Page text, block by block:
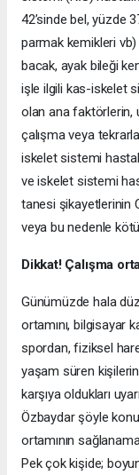
42’sinde bel, yüzde
parmak kemikleri
bacak, ayak bileği
işle ilgili kas-iskelet
olan ana faktörlerin,
çalışma veya
iskelet sistemi
ve iskelet sistemi
tanesi şikayetlerinin
veya bu nedenle
Dikkat! Çalışma
Günümüzde hala
ortamını, bilgisayar
spordan, fiziksel
yaşam süren kişilerin
karşıya oldukları
Özbaydar şöyle
ortamının
Pek çok kişide;